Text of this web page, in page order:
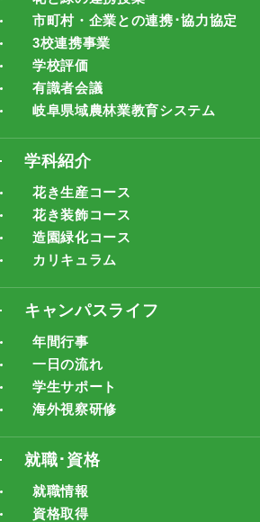
市町村・企業との連携･協力協定
3校連携事業
学校評価
有識者会議
岐阜県域農林業教育システム
学科紹介
花き生産コース
花き装飾コース
造園緑化コース
カリキュラム
キャンパスライフ
年間行事
一日の流れ
学生サポート
海外視察研修
就職･資格
就職情報
資格取得